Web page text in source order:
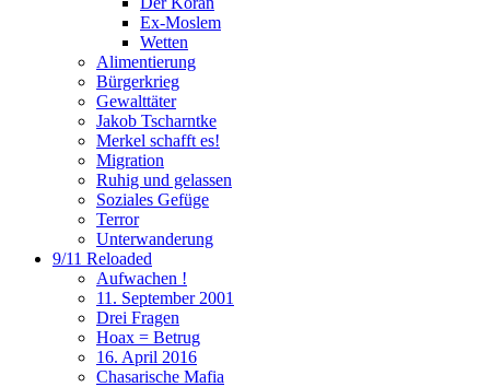
Ex-Moslem
Wetten
Alimentierung
Bürgerkrieg
Gewalttäter
Jakob Tscharntke
Merkel schafft es!
Migration
Ruhig und gelassen
Soziales Gefüge
Terror
Unterwanderung
9/11 Reloaded
Aufwachen !
11. September 2001
Drei Fragen
Hoax = Betrug
16. April 2016
Chasarische Mafia